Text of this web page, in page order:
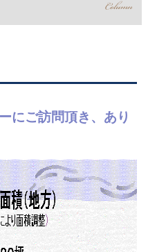
にご訪問頂き、あり